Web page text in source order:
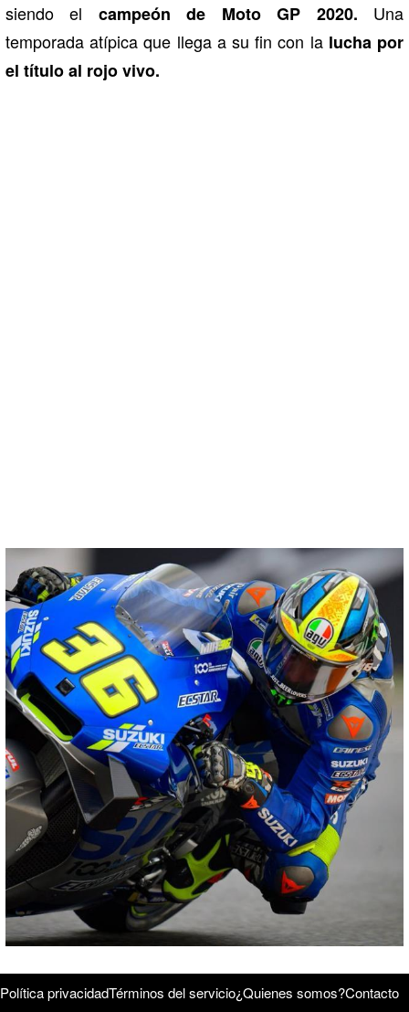
siendo el campeón de Moto GP 2020. Una
temporada atípica que llega a su fin con lalucha por
el título al rojo vivo.
Política privacidadTérminos del servicio¿Quienes somos?Contacto